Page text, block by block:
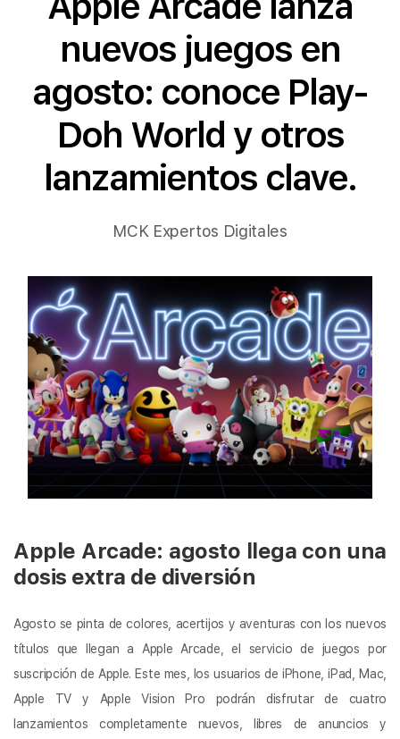
nuevos juegos en
agosto: conoce Play-
Doh World y otros
lanzamientos clave.
MCK Expertos Digitales
Apple Arcade: agosto llega con una
dosis extra de diversión
Agosto se pinta de colores, acertijos y aventuras con los nuevos
títulos que llegan a Apple Arcade, el servicio de juegos por
suscripción de Apple. Este mes, los usuarios de iPhone, iPad, Mac,
Apple TV y Apple Vision Pro podrán disfrutar de cuatro
lanzamientos completamente nuevos, libres de anuncios y